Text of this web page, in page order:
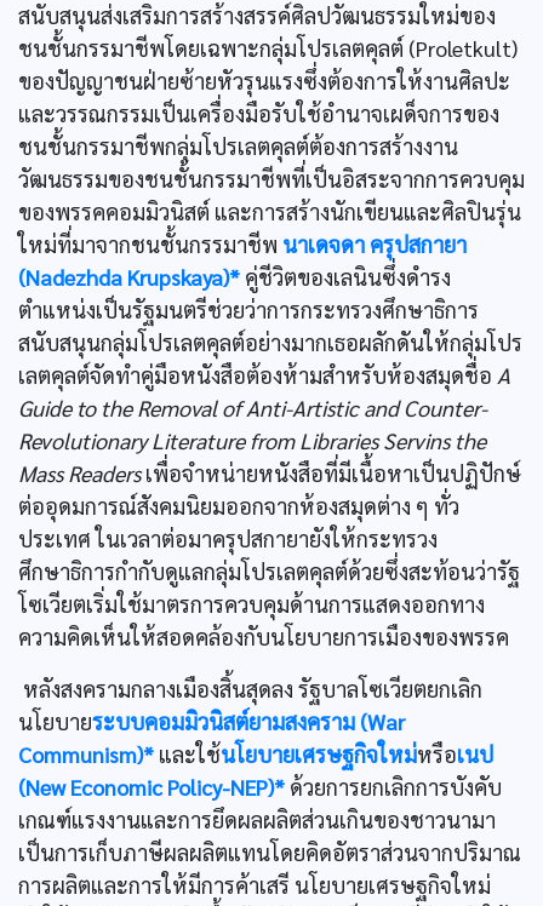
สนับสนุนส่งเสริมการสร้างสรรค์ศิลปวัฒนธรรมใหม่ของ
ชนชั้นกรรมาชีพโดยเฉพาะกลุ่มโปรเลตคุลต์ (Proletkult)
ของปัญญาชนฝ่ายซ้ายหัวรุนแรงซึ่งต้องการให้งานศิลปะ
และวรรณกรรมเป็นเครื่องมือรับใช้อำนาจเผด็จการของ
ชนชั้นกรรมาชีพกลุ่มโปรเลตคุลต์ต้องการสร้างงาน
วัฒนธรรมของชนชั้นกรรมาชีพที่เป็นอิสระจากการควบคุม
ของพรรคคอมมิวนิสต์ และการสร้างนักเขียนและศิลปินรุ่น
ใหม่ที่มาจากชนชั้นกรรมาชีพ นาเดจดา ครุปสกายา
(Nadezhda Krupskaya)* คู่ชีวิตของเลนินซึ่งดำรง
ตำแหน่งเป็นรัฐมนตรีช่วยว่าการกระทรวงศึกษาธิการ
สนับสนุนกลุ่มโปรเลตคุลต์อย่างมากเธอผลักดันให้กลุ่มโปร
เลตคุลต์จัดทำคู่มือหนังสือต้องห้ามสำหรับห้องสมุดชื่อ A
Guide to the Removal of Anti-Artistic and Counter-
Revolutionary Literature from Libraries Servins the
Mass Readersเพื่อจำหน่ายหนังสือที่มีเนื้อหาเป็นปฏิปักษ์
ต่ออุดมการณ์สังคมนิยมออกจากห้องสมุดต่าง ๆ ทั่ว
ประเทศ ในเวลาต่อมาครุปสกายายังให้กระทรวง
ศึกษาธิการกำกับดูแลกลุ่มโปรเลตคุลต์ด้วยซึ่งสะท้อนว่ารัฐ
โซเวียตเริ่มใช้มาตรการควบคุมด้านการแสดงออกทาง
ความคิดเห็นให้สอดคล้องกับนโยบายการเมืองของพรรค
หลังสงครามกลางเมืองสิ้นสุดลง รัฐบาลโซเวียตยกเลิก
นโยบายระบบคอมมิวนิสต์ยามสงคราม (War
Communism)* และใช้นโยบายเศรษฐกิจใหม่หรือเนป
(New Economic Policy-NEP)* ด้วยการยกเลิกการบังคับ
เกณฑ์แรงงานและการยึดผลผลิตส่วนเกินของชาวนามา
เป็นการเก็บภาษีผลผลิตแทนโดยคิดอัตราส่วนจากปริมาณ
การผลิตและการให้มีการค้าเสรี นโยบายเศรษฐกิจใหม่